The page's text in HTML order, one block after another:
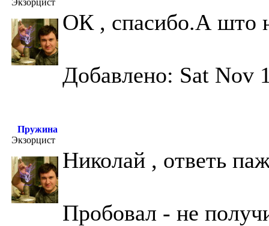
Экзорцист
ОК , спасибо.А што
Добавлено: Sat Nov
Пружина
Экзорцист
Николай , ответь
Пробовал - не